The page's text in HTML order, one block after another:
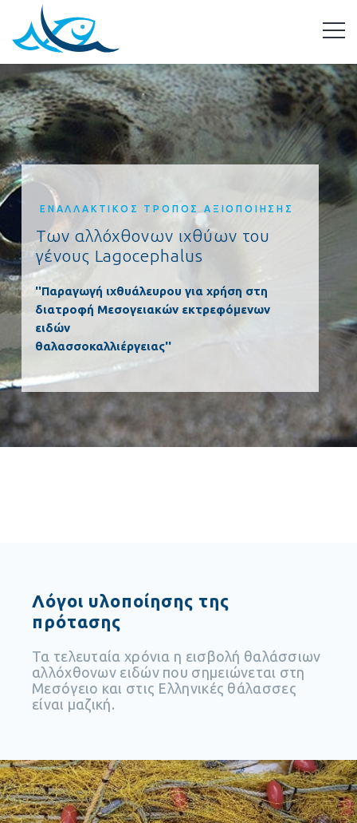
ΕΝΑΛΛΑΚΤΙΚΟΣ ΤΡΟΠΟΣ ΑΞΙΟΠΟΙΗΣΗΣ
Των αλλόχθονων ιχθύων του
γένους Lagocephalus
''Παραγωγή ιχθυάλευρου για χρήση στη
διατροφή Μεσογειακών εκτρεφόμενων
ειδών
θαλασσοκαλλιέργειας''
Λόγοι υλοποίησης της
πρότασης
Τα τελευταία χρόνια η εισβολή θαλάσσιων
αλλόχθονων ειδών που σημειώνεται στη
Μεσόγειο και στις Ελληνικές θάλασσες
είναι μαζική.